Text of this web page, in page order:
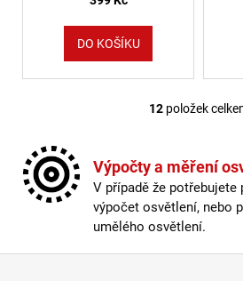
DO KOŠÍKU
12položek
Výpočty a měření
V případě že
výpočet osvětlení, nebo
umělého osvětlení.